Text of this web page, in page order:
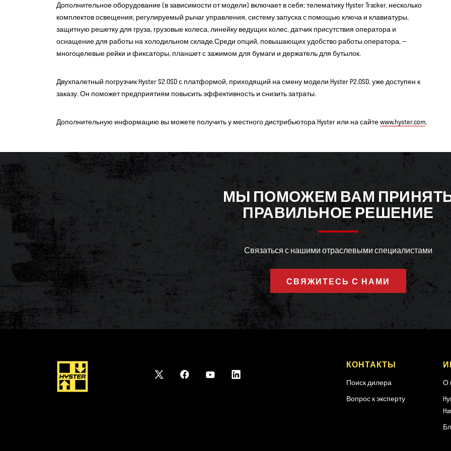
Дополнительное оборудование (в зависимости от модели) включает в себя: телематику Hyster Tracker, несколько
комплектов освещения, регулируемый рычаг управления, систему запуска с помощью ключа и клавиатуры,
защитную решетку для груза, грузовые колеса, линейку ведущих колес, датчик присутствия оператора и
оснащение для работы на холодильном складе.Среди опций, повышающих удобство работы оператора, —
многоцелевые рейки и фиксаторы, планшет с зажимом для бумаги и держатель для бутылок.
Двухпалетный погрузчик Hyster S2.0SD с платформой, приходящий на смену модели Hyster P2.0SD, уже доступен к
заказу. Он поможет предприятиям повысить эффективность и снизить затраты.
Дополнительную информацию вы можете получить у местного дистрибьютора Hyster или на сайтеwww.hyster.com.
МЫ ПОМОЖЕМ ВАМ
ПРАВИЛЬНОЕ РЕШЕНИЕ
Связаться с нашими отраслевыми специалистами
СВЯЖИТЕСЬ С НАМИ
КОНТАКТЫ
Поиск дилера
Вопрос к эксперту
О